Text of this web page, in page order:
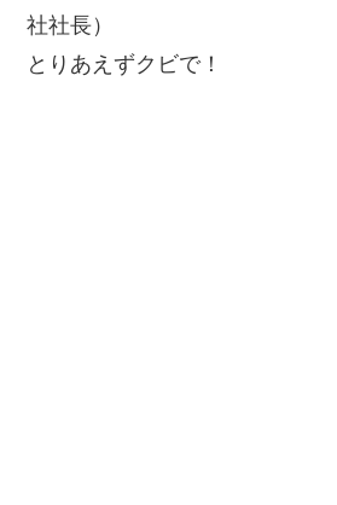
社社長）
とりあえずクビで！